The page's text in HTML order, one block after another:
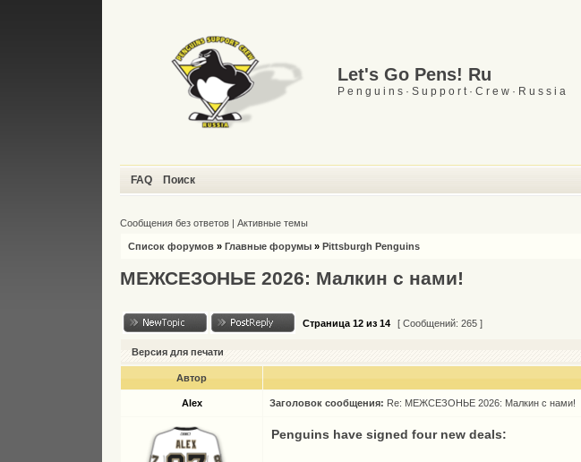
Let's Go Pens! Ru
P e n g u i n s · S u p p o r t · C r e w · R u s s i a
FAQ Поиск
Сообщения без ответов |Активные темы
Список форумов »Главные форумы »Pittsburgh Penguins
МЕЖСЕЗОНЬЕ 2026: Малкин с нами!
Страница12 из14 [ Сообщений: 265 ]
Версия для печати
Автор
Alex Заголовок сообщения: Re: МЕЖСЕЗОНЬЕ 2026: Малкин с нами!
Penguins have signed four new deals: